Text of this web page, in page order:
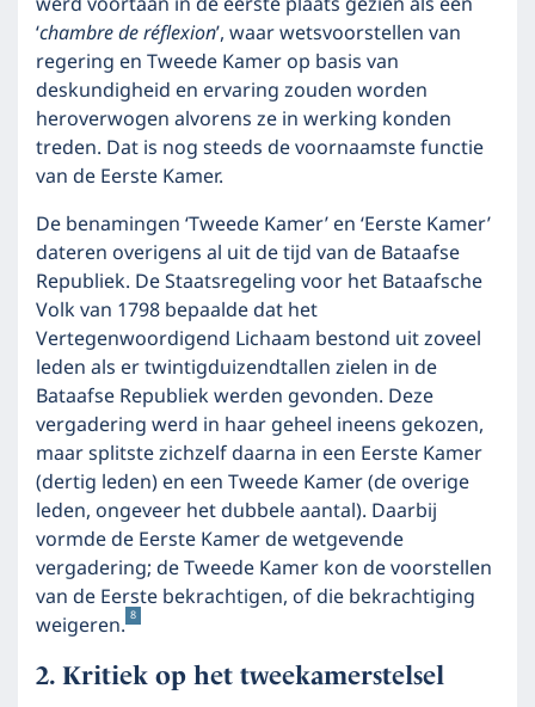
‘chambre de réflexion’, waar wetsvoorstellen van
regering en Tweede Kamer op basis van
deskundigheid en ervaring zouden worden
heroverwogen alvorens ze in werking konden
treden. Dat is nog steeds de voornaamste functie
van de Eerste Kamer.
De benamingen ‘Tweede Kamer’ en ‘Eerste Kamer’
dateren overigens al uit de tijd van de Bataafse
Republiek. De Staatsregeling voor het Bataafsche
Volk van 1798 bepaalde dat het
Vertegenwoordigend Lichaam bestond uit zoveel
leden als er twintigduizendtallen zielen in de
Bataafse Republiek werden gevonden. Deze
vergadering werd in haar geheel ineens gekozen,
maar splitste zichzelf daarna in een Eerste Kamer
(dertig leden) en een Tweede Kamer (de overige
leden, ongeveer het dubbele aantal). Daarbij
vormde de Eerste Kamer de wetgevende
vergadering; de Tweede Kamer kon de voorstellen
van de Eerste bekrachtigen, of die bekrachtiging
weigeren. 8
Kritiek op het tweekamerstelsel